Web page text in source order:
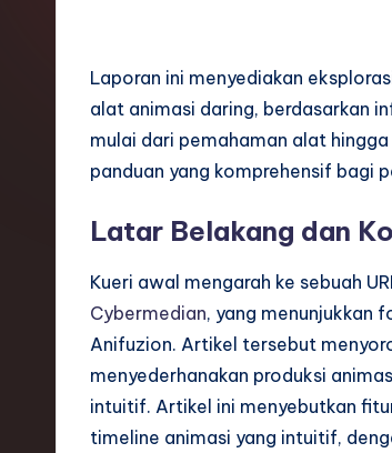
Laporan ini menyediakan
alat animasi daring, berdasarkan
mulai dari pemahaman alat
panduan yang komprehensif bagi
Latar Belakang dan
Kueri awal mengarah ke sebuah
Cybermedian, yang menunjukkan
Anifuzion. Artikel tersebut
menyederhanakan produksi
intuitif. Artikel ini menyebutkan
timeline animasi yang intuitif,